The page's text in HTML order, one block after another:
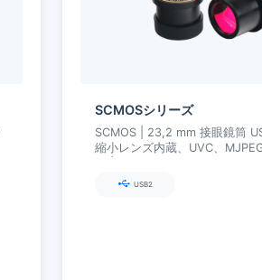
SCMOSシリーズ
SCMOS | 23,2 mm 接眼鏡筒
縮小レンズ内蔵、UVC、
USB2